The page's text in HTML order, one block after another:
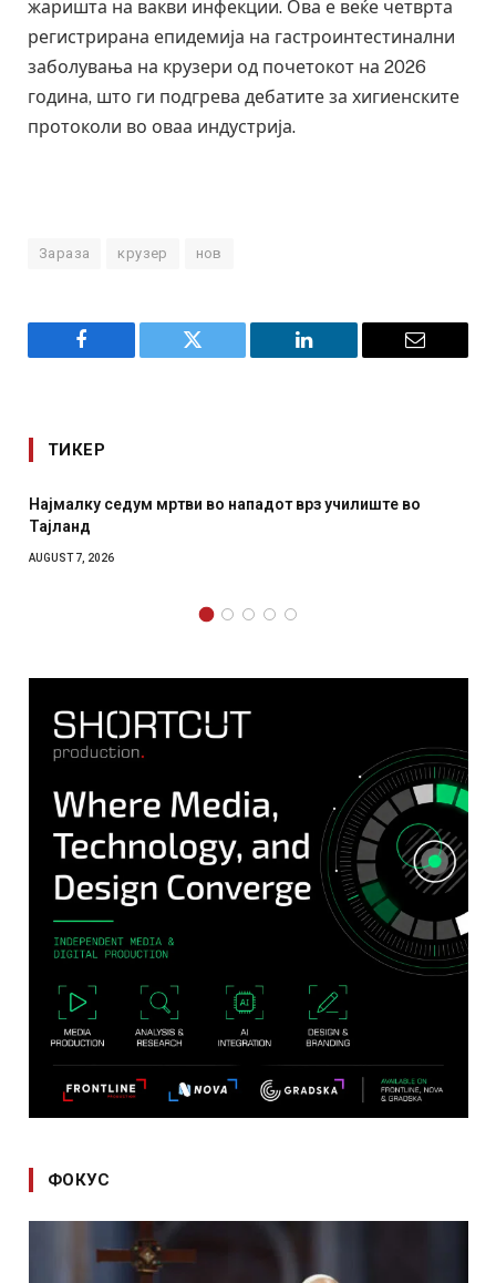
жаришта на вакви инфекции. Ова е веќе четврта
регистрирана епидемија на гастроинтестинални
заболувања на крузери од почетокот на 2026
година, што ги подгрева дебатите за хигиенските
протоколи во оваа индустрија.
Зараза крузер нов
Facebook Twitter LinkedIn Email
ТИКЕР
училиште во
СОЗИС: Украинците повеќе им
ФОКУС